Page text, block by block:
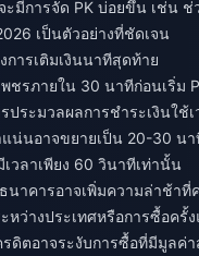
ะมีการจัด PK บ่อยขึ้น เช่น
เป็นตัวอย่างที่ชัดเจน
การเติมเงินนาทีสุดท้าย
ชรภายใน 30 นาทีก่อนเริ่ม
ประมวลผลการชำระเงินใช้
น่นอาจขยายเป็น 20-30 น
วลาเพียง 60 วินาทีเท่านั้น
นาคารอาจเพิ่มความล่าช้าที่
หว่างประเทศหรือการซื้อครั้
ดิตอาจระงับการซื้อที่มีมูลค่า